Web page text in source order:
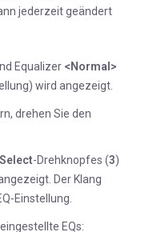
jederzeit geändert
Equalizer <Normal>
wird angezeigt.
drehen Sie den
-Drehknopfes (3)
Der Klang
Einstellung.
EQs: